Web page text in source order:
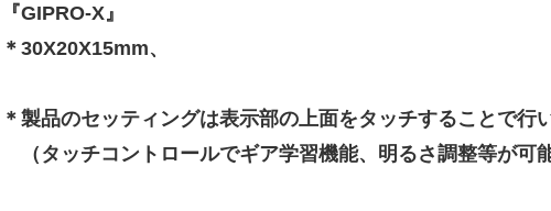
『GIPRO-X』
＊30X20X15mm、
＊製品のセッティングは表示部の上面をタッチすることで行
（タッチコントロールでギア学習機能、明るさ調整等が可